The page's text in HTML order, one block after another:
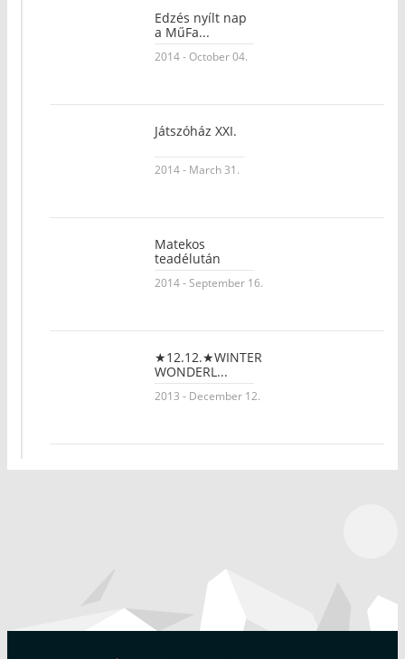
Edzés nyílt nap
a MűFa...
2014 - October 04.
Játszóház XXI.
2014 - March 31.
Matekos
teadélután
2014 - September 16.
★12.12.★WINTER
WONDERL...
2013 - December 12.